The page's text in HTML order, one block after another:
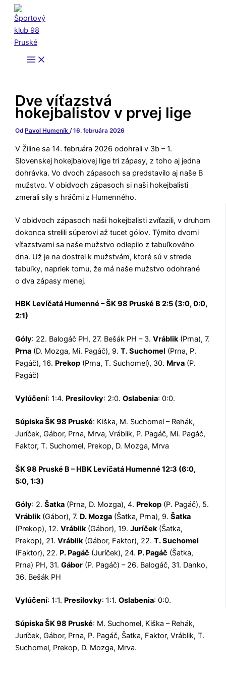
Preskočiť
obsah
Dve víťazstvá
hokejbalistov v prvej lige
Od Pavol Humeník/16. februára 2026
V Žiline sa 14. februára 2026 odohrali v 3b – 1.
Slovenskej hokejbalovej lige tri zápasy, z toho aj jedna
dohrávka. Vo dvoch zápasoch sa predstavilo aj naše B
mužstvo. V obidvoch zápasoch si naši hokejbalisti
zmerali sily s hráčmi z Humenného.
V obidvoch zápasoch naši hokejbalisti zvíťazili, v druhom
dokonca strelili súperovi až tucet gólov. Týmito dvomi
víťazstvami sa naše mužstvo odlepilo z tabuľkového
dna. Už je na dostrel k mužstvám, ktoré sú v strede
tabuľky, napriek tomu, že má naše mužstvo odohrané
o dva zápasy menej.
HBK Levíčatá Humenné – ŠK 98 Pruské B 2:5 (3:0, 0:0,
2:1)
Góly: 22. Balogáč PH, 27. Bešák PH – 3.Vráblik(Prna), 7.
Prna (D. Mozga, Mi. Pagáč), 9.T. Suchomel (Prna, P.
Pagáč), 16. Prekop (Prna, T. Suchomel), 30. Mrva (P.
Pagáč)
Vylúčení: 1:4. Presilovky: 2:0.Oslabenia: 0:0.
Súpiska ŠK 98 Pruské: Kiška, M. Suchomel – Rehák,
Juríček, Gábor, Prna, Mrva, Vráblik, P. Pagáč, Mi. Pagáč,
Faktor, T. Suchomel, Prekop, D. Mozga, Mrva
ŠK 98 Pruské B – HBK Levíčatá Humenné 12:3 (6:0,
5:0, 1:3)
Góly: 2.Šatka (Prna, D. Mozga), 4. Prekop (P. Pagáč), 5.
Vráblik(Gábor), 7. D. Mozga (Šatka, Prna), 9.Šatka
(Prekop), 12.Vráblik(Gábor), 19.Juríček(Šatka,
Prekop), 21.Vráblik(Gábor, Faktor), 22.T. Suchomel
(Faktor), 22. P. Pagáč (Juríček), 24. P. Pagáč (Šatka,
Prna) PH, 31.Gábor (P. Pagáč) – 26. Balogáč, 31. Danko,
36. Bešák PH
Vylúčení: 1:1. Presilovky: 1:1.Oslabenia: 0:0.
Súpiska ŠK 98 Pruské: M. Suchomel, Kiška – Rehák,
Juríček, Gábor, Prna, P. Pagáč, Šatka, Faktor, Vráblik, T.
Suchomel, Prekop, D. Mozga, Mrva.